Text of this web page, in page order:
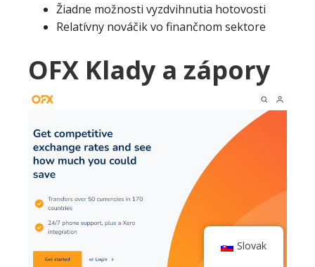
Žiadne možnosti vyzdvihnutia hotovosti
Relatívny nováčik vo finančnom sektore
OFX Klady a zápory
Slovak